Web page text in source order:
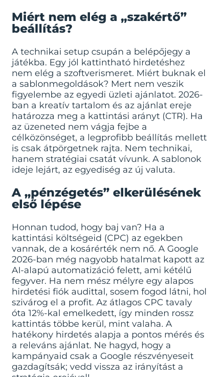
Miért nem elég a „szakértő”
beállítás?
A technikai setup csupán a belépőjegy a
játékba. Egy jól kattintható hirdetéshez
nem elég a szoftverismeret. Miért buknak el
a sablonmegoldások? Mert nem veszik
figyelembe az egyedi üzleti ajánlatot. 2026-
ban a kreatív tartalom és az ajánlat ereje
határozza meg a kattintási arányt (CTR). Ha
az üzeneted nem vágja fejbe a
célközönséget, a legprofibb beállítás mellett
is csak átpörgetnek rajta. Nem technikai,
hanem stratégiai csatát vívunk. A sablonok
ideje lejárt, az egyediség az új valuta.
A „pénzégetés” elkerülésének
első lépése
Honnan tudod, hogy baj van? Ha a
kattintási költségeid (CPC) az egekben
vannak, de a kosárérték nem nő. A Google
2026-ban még nagyobb hatalmat kapott az
AI-alapú automatizáció felett, ami kétélű
fegyver. Ha nem mész mélyre egy alapos
hirdetési fiók audittal, sosem fogod látni, hol
szivárog el a profit. Az átlagos CPC tavaly
óta 12%-kal emelkedett, így minden rossz
kattintás többe kerül, mint valaha. A
hatékony hirdetés alapja a pontos mérés és
a releváns ajánlat. Ne hagyd, hogy a
kampányaid csak a Google részvényeseit
gazdagítsák; vedd vissza az irányítást a